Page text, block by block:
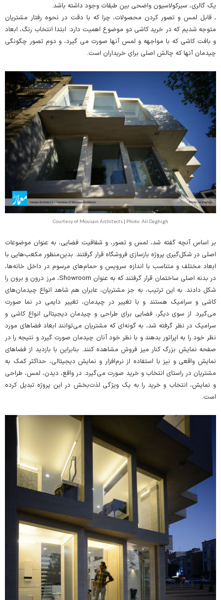
یک گالری، سیرکولاسیون واضحی بین طبقات وجود داشته باشد.
ـ قابل لمس و تصور کردن محصولات، چرا که با دقت در نحوه رفتار مشتریان
متوجه شدیم که در خرید کاشی دو موضوع اهمیت دارد: ابتدا انتخاب رنگ، ابعاد
و بافت کاشی که با مواجهه و لمس آنها صورت می گیرد، و دوم تصور چگونگی
چیدمان آنها که چالش اصلی برای خریداران است.
Courtesy of Mousavi Architects | Photo: Ali Daghigh
بر اساس آنچه گفته شد، لمس و تصور، و شفافیت فضایی، به عنوان موضوعات
اصلی در شکل‌گیری پروژه بازسازی فروشگاه قرار گرفتند. بدین‌منظور مکعب‌هایی با
ابعاد مختلف و متناسب با اندازه سرویس و حمام‌های مرسوم در داخل خانه‌ها،
در بدنه اصلی ساختمان قرار گرفتند که به عنوان Showroom، مرز درون و برون را
شکل دادند. به این ترتیب، به جز مشتریان، عابران هم شاهد انواع چیدمان‌های
کاشی و سرامیک هستند و با تغییر در چیدمان، تغییر دایمی در نما صورت
می‌گیرد. از سوی دیگر، فضایی برای طراحی و چیدمان دیجیتالی انواع کاشی و
سرامیک در نظر گرفته شد، به گونه‌ای که مشتریان می‌توانند ابعاد فضاهای مورد
نظر خود را به اپراتور بدهند و با نظر خود آنان چیدمان صورت گیرد و نتیجه را در
صفحه نمایش بزرگ کنار میز فروش مشاهده کنند. بنابراین با بازدید از فضاهای
نمایش واقعی و نیز با استفاده از نرم‌افزار و نمایش دیجیتالی، حداکثر کمک به
مشتریان در راستای انتخاب و خرید صورت می‌گیرد. در واقع، دیدن، لمس، طراحی
و نمایش، انتخاب و خرید را به یک ویژگی لذت‌بخش در این پروژه تبدیل کرده
است.